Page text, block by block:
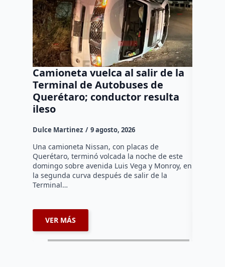
Camioneta vuelca al salir de la
Terminal de Autobuses de
Querétaro; conductor resulta
ileso
Dulce Martinez 9 agosto, 2026
Una camioneta Nissan, con placas de
Querétaro, terminó volcada la noche de este
domingo sobre avenida Luis Vega y Monroy, en
la segunda curva después de salir de la
Terminal…
VER MÁS